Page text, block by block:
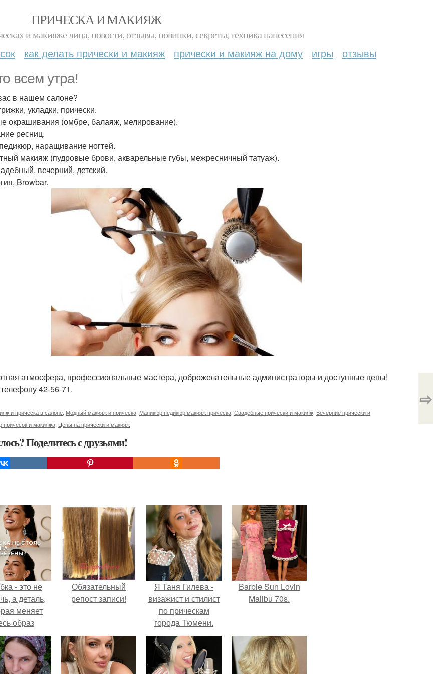
ПРИЧЕСКА И МАКИЯЖ
и макияже лица, новости, отзывы, новинки, секреты, техника нанесения
как делать прически и макияж прически и макияж на дому игры отзывы
всем утра!
в нашем салоне?
укладки, прически.
окрашивания (омбре, балаяж, мелирование).
ресниц.
наращивание ногтей.
макияж (пудровые брови, акварельные губы, межресничный татуаж).
вечерний, детский.
Browbar.
атмосфера, профессиональные мастера, доброжелательные администраторы и доступные цены!
42-56-71.
и прическа в салоне Модный макияж и прическа Маникюр педикюр макияж прическа Свадебные прически и макияж Вечерние прически и
причесок и макияжа Цены на прически и макияж
Поделитесь с друзьями!
⇨
- это не
а деталь,
меняет
образ
Обязательный
репост записи!
Я Таня Гилева -
визажист и стилист
по прическам
города Тюмени.
Barbie Sun Lovin
Malibu 70s.